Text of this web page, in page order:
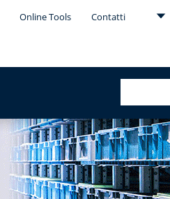
Online Tools Contatti